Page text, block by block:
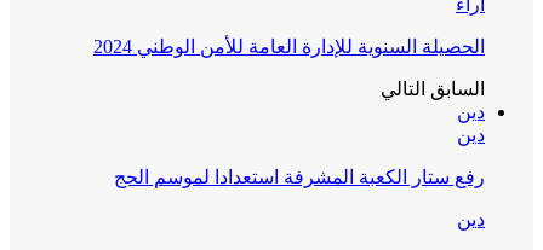
آراء
الحصيلة السنوية للإدارة العامة للأمن الوطني 2024
السابق التالي
دين
دين
رفع ستار الكعبة المشرفة استعدادا لموسم الحج
دين